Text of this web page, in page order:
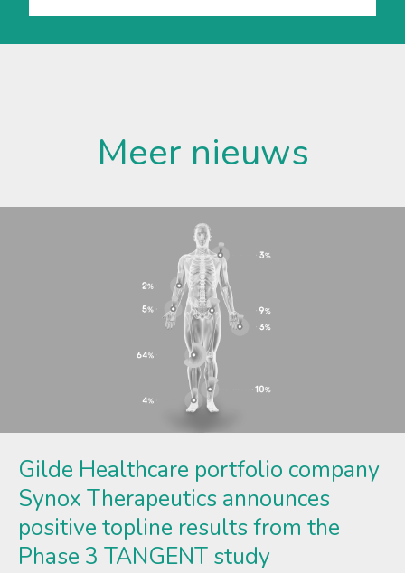
Meer nieuws
Gilde Healthcare portfolio company
Synox Therapeutics announces
positive topline results from the
Phase 3 TANGENT study